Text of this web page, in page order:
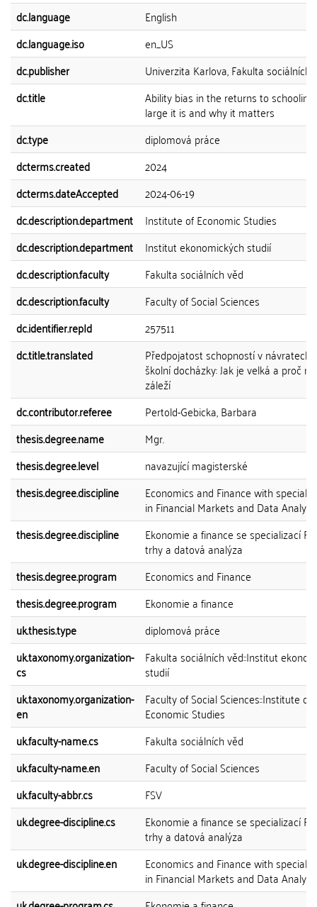
dc.language
English
dc.language.iso
en_US
dc.publisher
Univerzita Karlova, Fakulta sociálních
dc.title
Ability bias in the returns to
large it is and why it matters
dc.type
diplomová práce
dcterms.created
2024
dcterms.dateAccepted
2024-06-19
dc.description.department
Institute of Economic Studies
dc.description.department
Institut ekonomických studií
dc.description.faculty
Fakulta sociálních věd
dc.description.faculty
Faculty of Social Sciences
dc.identifier.repId
257511
dc.title.translated
Předpojatost schopností v návratech
školní docházky: Jak je velká a proč
záleží
dc.contributor.referee
Pertold-Gebicka, Barbara
thesis.degree.name
Mgr.
thesis.degree.level
navazující magisterské
thesis.degree.discipline
Economics and Finance with
in Financial Markets and Data
thesis.degree.discipline
Ekonomie a finance se specializací
trhy a datová analýza
thesis.degree.program
Economics and Finance
thesis.degree.program
Ekonomie a finance
uk.thesis.type
diplomová práce
uk.taxonomy.organization-
cs
Fakulta sociálních věd::Institut
studií
uk.taxonomy.organization-
en
Faculty of Social Sciences::Institute of
Economic Studies
uk.faculty-name.cs
Fakulta sociálních věd
uk.faculty-name.en
Faculty of Social Sciences
uk.faculty-abbr.cs
FSV
uk.degree-discipline.cs
Ekonomie a finance se specializací
trhy a datová analýza
uk.degree-discipline.en
Economics and Finance with
in Financial Markets and Data